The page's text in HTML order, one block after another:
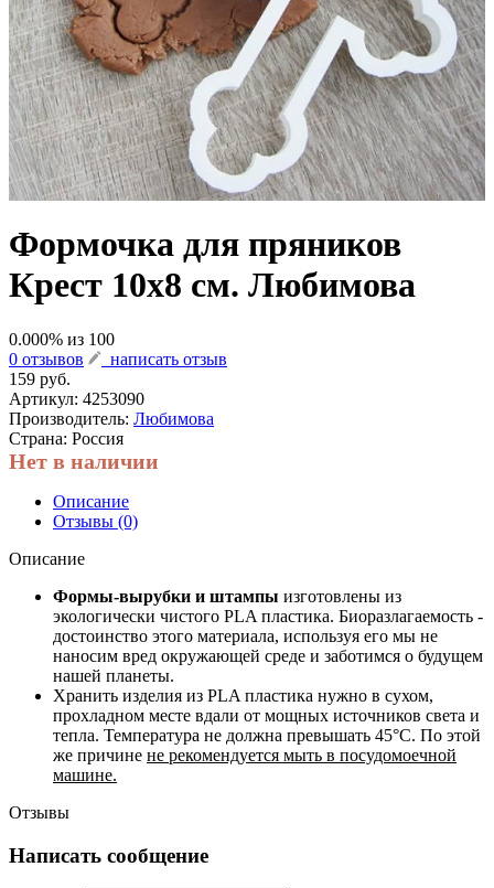
Формочка для пряников
Крест 10х8 см. Любимова
0.000% из 100
0 отзывов
написать отзыв
159 руб.
Артикул: 4253090
Производитель: Любимова
Страна: Россия
Нет в наличии
Описание
Отзывы (0)
Описание
Формы-вырубки и штампы изготовлены из
экологически чистого PLA пластика. Биоразлагаемость -
достоинство этого материала, используя его мы не
наносим вред окружающей среде и заботимся о будущем
нашей планеты.
Хранить изделия из PLA пластика нужно в сухом,
прохладном месте вдали от мощных источников света и
тепла. Температура не должна превышать 45°С. По этой
же причине не рекомендуется мыть в посудомоечной
машине.
Отзывы
Написать сообщение